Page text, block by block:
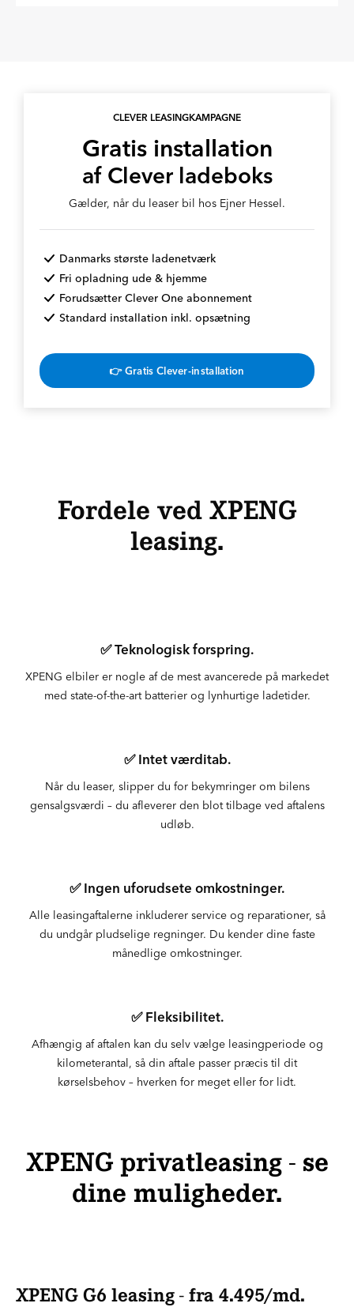
CLEVER LEASINGKAMPAGNE
Gratis installation
af Clever ladeboks
Gælder, når du leaser bil hos Ejner Hessel.
Danmarks største ladenetværk
Fri opladning ude & hjemme
Forudsætter Clever One abonnement
Standard installation inkl. opsætning
👉 Gratis Clever-installation
Fordele ved XPENG
leasing.
✅ Teknologisk forspring.
XPENG elbiler er nogle af de mest avancerede på markedet
med state-of-the-art batterier og lynhurtige ladetider.
✅ Intet værditab.
Når du leaser, slipper du for bekymringer om bilens
gensalgsværdi – du afleverer den blot tilbage ved aftalens
udløb.
✅ Ingen uforudsete omkostninger.
Alle leasingaftalerne inkluderer service og reparationer, så
du undgår pludselige regninger. Du kender dine faste
månedlige omkostninger.
✅ Fleksibilitet.
Afhængig af aftalen kan du selv vælge leasingperiode og
kilometerantal, så din aftale passer præcis til dit
kørselsbehov – hverken for meget eller for lidt.
XPENG privatleasing - se
dine muligheder.
XPENG G6 leasing - fra 4.495/md.